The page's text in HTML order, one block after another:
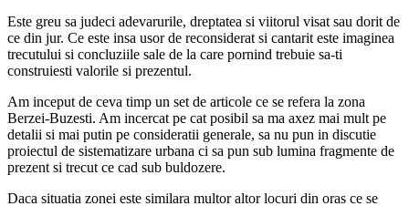
Este greu sa judeci adevarurile, dreptatea si viitorul visat sau dorit de
ce din jur. Ce este insa usor de reconsiderat si cantarit este imaginea
trecutului si concluziile sale de la care pornind trebuie sa-ti
construiesti valorile si prezentul.
Am inceput de ceva timp un set de articole ce se refera la zona
Berzei-Buzesti. Am incercat pe cat posibil sa ma axez mai mult pe
detalii si mai putin pe consideratii generale, sa nu pun in discutie
proiectul de sistematizare urbana ci sa pun sub lumina fragmente de
prezent si trecut ce cad sub buldozere.
Daca situatia zonei este similara multor altor locuri din oras ce se